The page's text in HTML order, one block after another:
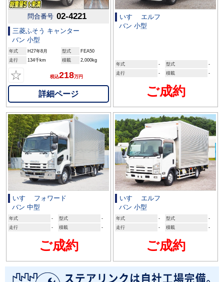
問合番号 02-4221
三菱ふそう キャンター
バン 小型
年式 H27年8月 型式
FEA50
走行
134千km 積載 2,000kg
☆ 税込218万円
詳細ページ
いすゞ エルフ
バン 小型
年式 - 型式
-
走行
- 積載 -
ご成約
いすゞ フォワード
バン 中型
年式 - 型式
-
走行
- 積載 -
ご成約
いすゞ エルフ
バン 小型
年式 - 型式
-
走行
- 積載 -
ご成約